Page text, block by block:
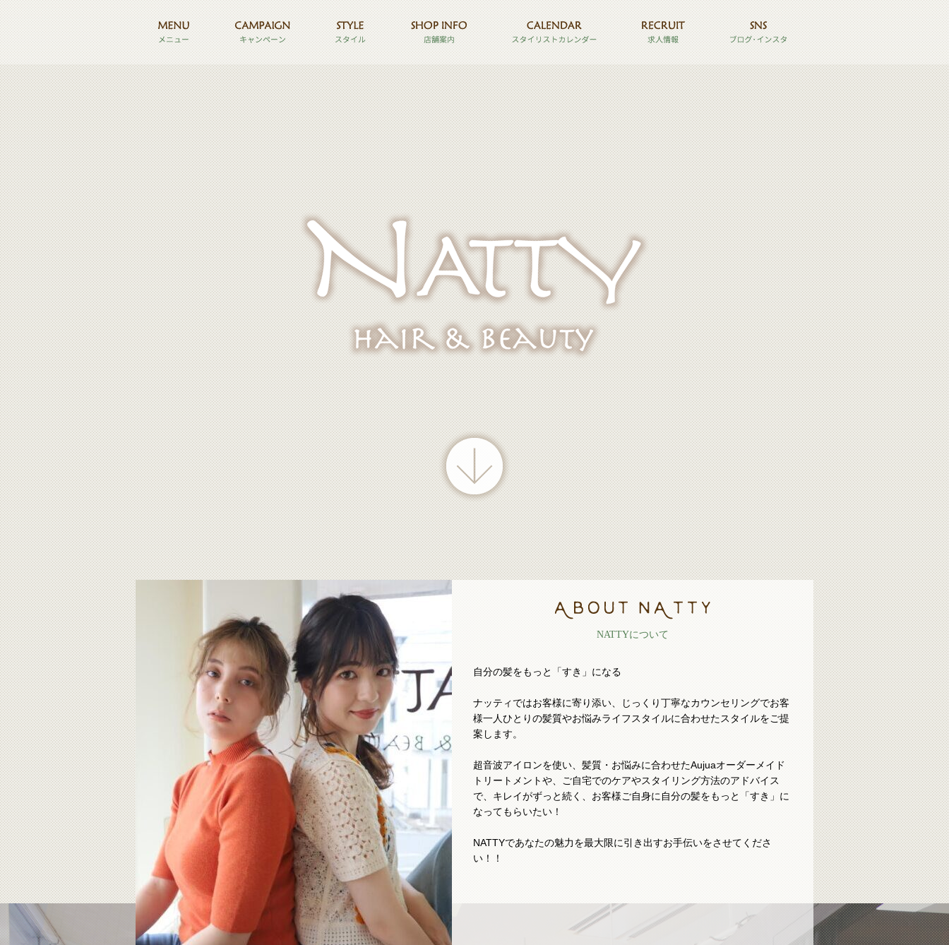
NATTYについて
自分の髪をもっと「すき」になる
ナッティではお客様に寄り添い、じっくり丁寧なカウンセリングでお客
様一人ひとりの髪質やお悩みライフスタイルに合わせたスタイルをご提
案します。
超音波アイロンを使い、髪質・お悩みに合わせたAujuaオーダーメイド
トリートメントや、ご自宅でのケアやスタイリング方法のアドバイス
で、キレイがずっと続く、お客様ご自身に自分の髪をもっと「すき」に
なってもらいたい！
NATTYであなたの魅力を最大限に引き出すお手伝いをさせてくださ
い！！